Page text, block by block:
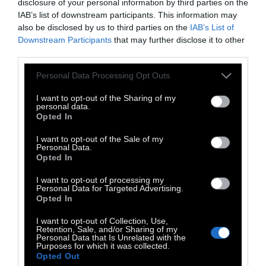
disclosure of your personal information by third parties on the
IAB’s list of downstream participants. This information may
also be disclosed by us to third parties on the IAB’s List of
Downstream Participants that may further disclose it to other
Personal Data Processing Opt Outs
I want to opt-out of the Sharing of my
personal data.
Opted In
I want to opt-out of the Sale of my
Personal Data.
Opted In
I want to opt-out of processing my
Personal Data for Targeted Advertising.
Opted In
I want to opt-out of Collection, Use,
Retention, Sale, and/or Sharing of my
Personal Data that Is Unrelated with the
Purposes for which it was collected.
Opted Out
πέτρα. Η γλυκερίνη ενυδατώνει τα ούλα. Το
θυμάρι έχει αντισηπτικές ιδιότητες ενώ η
μέντα προσφέρει δροσερή αναπνοή.
SOS:Προσοχή αν είστε έγκυος. Το αιθέριο
έλαιο μέντας δεν ενδείκνυται για εγκύους.
Μπορούμε λοιπόν να το αντικαταστήσουμε
με αιθέριο έλαιο λεβάντας.
ΜΕ ΛΑΔΙ ΚΑΡΥΔΑΣ ΚΑΙ ΣΟΔΑ
ΥΛΙΚΑ:2 κουτ. γλ. λάδι καρύδας, 2 κουτ. γλ.
μαγειρική σόδα σε σκόνη, 1/4 κουτ. γλ. αλάτι,
(προαιρετικά).
ΕΚΤΕΛΕΣΗ:Ανακατεύουμε όλα τα υλικά μας
μέχρι να γίνει το μείγμα λείο. Το